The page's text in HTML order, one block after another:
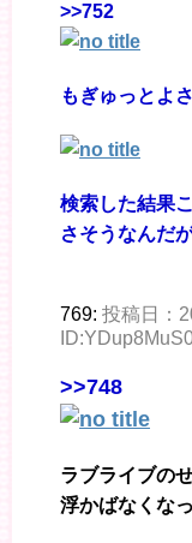
>>752
もぎゅっとよ
検索した結果
さそうなんだ
769: 投稿日：
>>748
ラブライブの
浮かばなくな